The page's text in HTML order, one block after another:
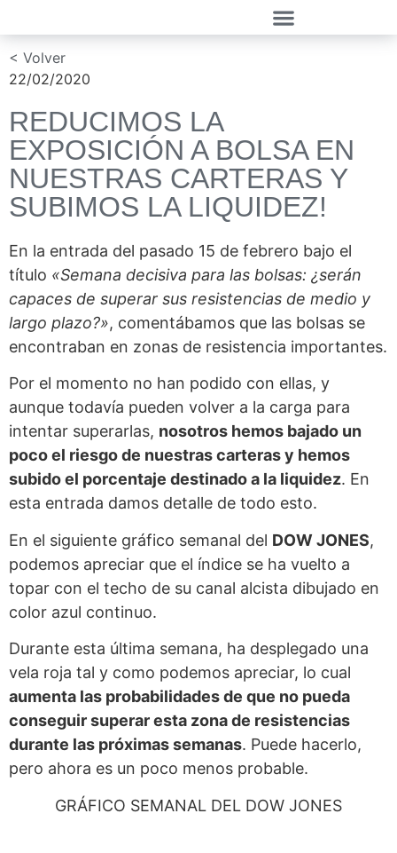
< Volver
22/02/2020
REDUCIMOS LA
EXPOSICIÓN A BOLSA EN
NUESTRAS CARTERAS Y
SUBIMOS LA LIQUIDEZ!
En la entrada del pasado 15 de febrero bajo el
título «Semana decisiva para las bolsas: ¿serán
capaces de superar sus resistencias de medio y
largo plazo?», comentábamos que las bolsas se
encontraban en zonas de resistencia importantes.
Por el momento no han podido con ellas, y
aunque todavía pueden volver a la carga para
intentar superarlas, nosotros hemos bajado un
poco el riesgo de nuestras carteras y hemos
subido el porcentaje destinado a la liquidez. En
esta entrada damos detalle de todo esto.
En el siguiente gráfico semanal del DOW JONES,
podemos apreciar que el índice se ha vuelto a
topar con el techo de su canal alcista dibujado en
color azul continuo.
Durante esta última semana, ha desplegado una
vela roja tal y como podemos apreciar, lo cual
aumenta las probabilidades de que no pueda
conseguir superar esta zona de resistencias
durante las próximas semanas. Puede hacerlo,
pero ahora es un poco menos probable.
GRÁFICO SEMANAL DEL DOW JONES